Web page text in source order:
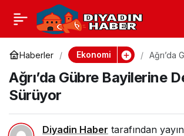
Haberler Ekonomi
Ağrı’da
Ağrı’da Gübre Bayilerine
Sürüyor
Diyadin Haber tarafından
Ağrı’da Gübre Bayilerine
Denetimler Sürüyor